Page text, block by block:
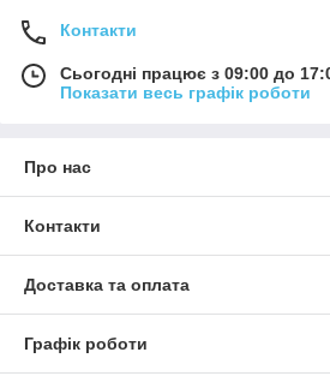
Контакти
Сьогодні працює з 09:00 до
Показати весь графік роботи
Про нас
Контакти
Доставка та оплата
Графік роботи